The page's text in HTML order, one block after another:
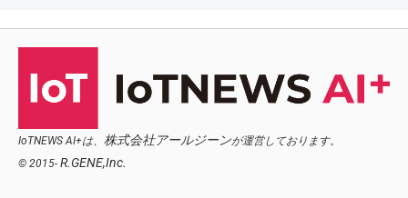
IoTNEWS AI+は、 株式会社アールジーンが運営しております。
© 2015- R.GENE,Inc.